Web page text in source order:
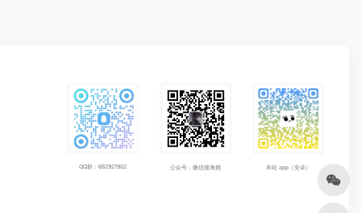
QQ群：682921902 公众号：微信搜海拥 本站 app（安卓）